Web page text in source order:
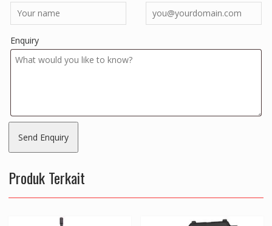
Enquiry
Produk Terkait